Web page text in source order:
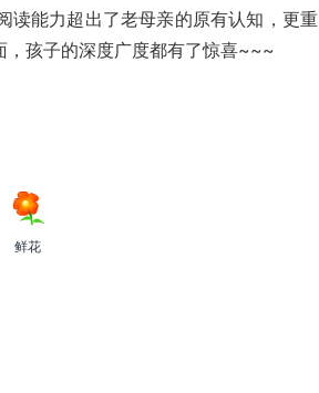
读能力超出了老母亲的原有认知，更重
孩子的深度广度都有了惊喜~~~
鲜花